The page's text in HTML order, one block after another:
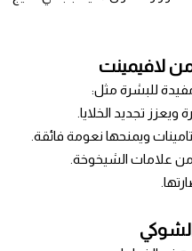
لافيمينت
للبشرة مثل:
تجديد الخلايا.
ويمنحها نعومة فائقة.
من علامات الشيخوخة.